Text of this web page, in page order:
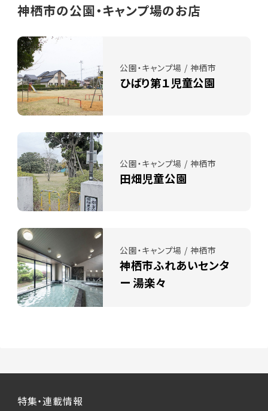
神栖市の公園・キャンプ場のお店
公園・キャンプ場 / 神栖市
ひばり第１児童公園
公園・キャンプ場 / 神栖市
田畑児童公園
公園・キャンプ場 / 神栖市
神栖市ふれあいセンタ
ー 湯楽々
特集・連載情報